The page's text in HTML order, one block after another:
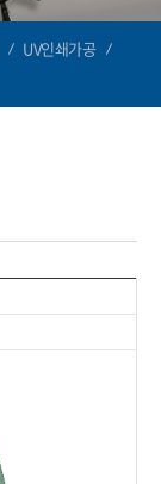
UV인쇄가공